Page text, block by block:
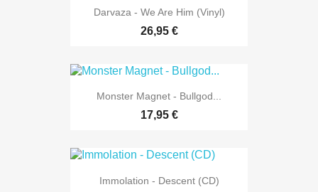
Darvaza - We Are Him (Vinyl)
26,95 €
Monster Magnet - Bullgod...
17,95 €
Immolation - Descent (CD)